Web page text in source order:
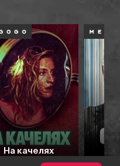
На качелях